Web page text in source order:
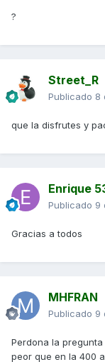
?
Street_R
Publicado 8
que la disfrutes y
Enrique
Publicado 9
Gracias a todos
MHFRAN
Publicado 9
Perdona la
peor que en la 400